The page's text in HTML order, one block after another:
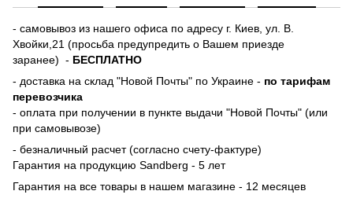
- самовывоз из нашего офиса по адресу г. Киев, ул. В.
Хвойки,21 (просьба предупредить о Вашем приезде
заранее) - БЕСПЛАТНО
- доставка на склад "Новой Почты" по Украине - по тарифам
перевозчика
- оплата при получении в пункте выдачи "Новой Почты" (или
при самовывозе)
- безналичный расчет (согласно счету-фактуре)
Гарантия на продукцию Sandberg - 5 лет
Гарантия на все товары в нашем магазине - 12 месяцев